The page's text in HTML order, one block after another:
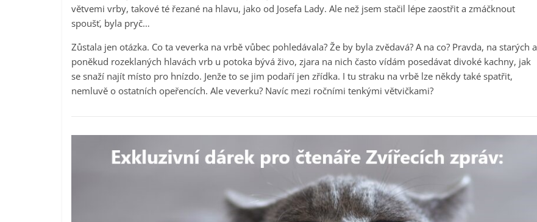
větvemi vrby, takové té řezané na hlavu, jako od Josefa Lady. Ale než jsem stačil lépe zaostřit a zmáčknout
spoušť, byla pryč…
Zůstala jen otázka. Co ta veverka na vrbě vůbec pohledávala? Že by byla zvědavá? A na co? Pravda, na starých a
poněkud rozeklaných hlavách vrb u potoka bývá živo, zjara na nich často vídám posedávat divoké kachny, jak
se snaží najít místo pro hnízdo. Jenže to se jim podaří jen zřídka. I tu straku na vrbě lze někdy také spatřit,
nemluvě o ostatních opeřencích. Ale veverku? Navíc mezi ročními tenkými větvičkami?